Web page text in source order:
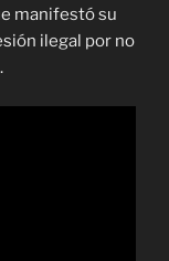
manifestó su
ilegal por no